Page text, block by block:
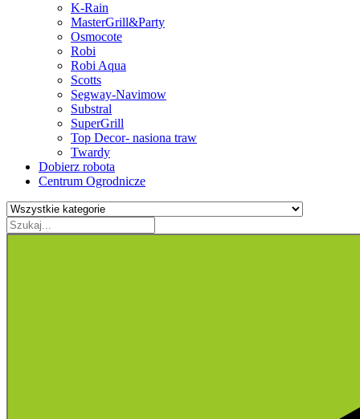
K-Rain
MasterGrill&Party
Osmocote
Robi
Robi Aqua
Scotts
Segway-Navimow
Substral
SuperGrill
Top Decor- nasiona traw
Twardy
Dobierz robota
Centrum Ogrodnicze